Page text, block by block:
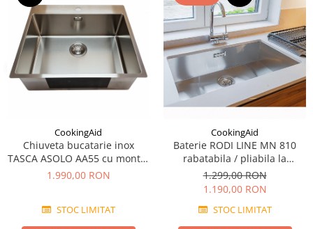
CookingAid
Chiuveta bucatarie inox
TASCA ASOLO AA55 cu montaj
pe blat sau la nivelul blatului
1.990,00 RON
STOC LIMITAT
CookingAid
Baterie RODI LINE MN 810
rabatabila / pliabila la
orizontala Active Window /
ideala pentru montare sub
geam
1.299,00 RON
1.190,00 RON
STOC LIMITAT